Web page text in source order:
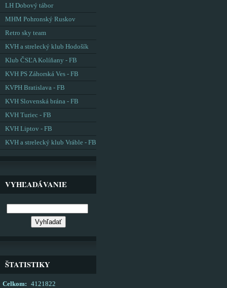
LH Dobový tábor
MHM Pohronský Ruskov
Retro sky team
KVH a strelecký klub Hodošík
Klub ČSĽA Kolíňany - FB
KVH PS Záhorská Ves - FB
KVPH Bratislava - FB
KVH Slovenská brána - FB
KVH Turiec - FB
KVH Liptov - FB
KVH a strelecký klub Vráble - FB
VYHĽADÁVANIE
ŠTATISTIKY
Celkom:
4121822